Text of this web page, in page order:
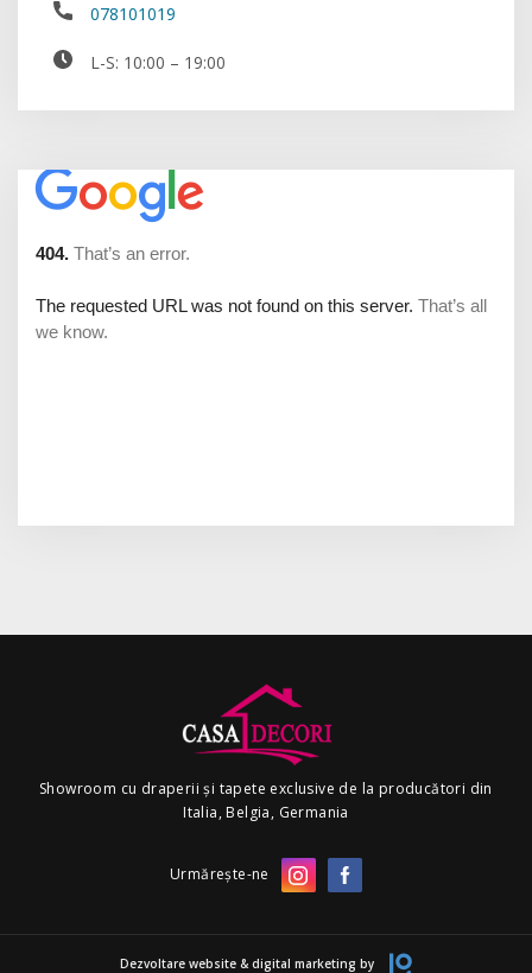
078101019
L-S: 10:00 – 19:00
Showroom cu draperii și tapete exclusive de la producători din
Italia, Belgia, Germania
Urmărește-ne
Dezvoltare website & digital marketing by